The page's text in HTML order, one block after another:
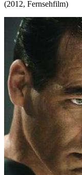
(2012, Fernsehfilm)